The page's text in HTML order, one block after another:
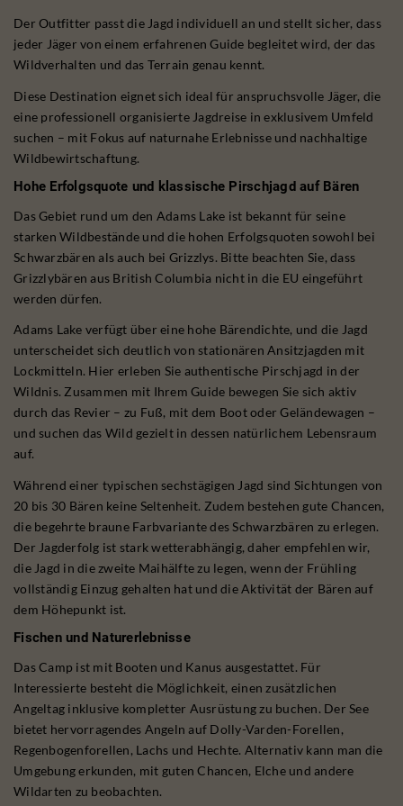
Der Outfitter passt die Jagd individuell an und stellt sicher, dass
jeder Jäger von einem erfahrenen Guide begleitet wird, der das
Wildverhalten und das Terrain genau kennt.
Diese Destination eignet sich ideal für anspruchsvolle Jäger, die
eine professionell organisierte Jagdreise in exklusivem Umfeld
suchen – mit Fokus auf naturnahe Erlebnisse und nachhaltige
Wildbewirtschaftung.
Hohe Erfolgsquote und klassische Pirschjagd auf Bären
Das Gebiet rund um den Adams Lake ist bekannt für seine
starken Wildbestände und die hohen Erfolgsquoten sowohl bei
Schwarzbären als auch bei Grizzlys. Bitte beachten Sie, dass
Grizzlybären aus British Columbia nicht in die EU eingeführt
werden dürfen.
Adams Lake verfügt über eine hohe Bärendichte, und die Jagd
unterscheidet sich deutlich von stationären Ansitzjagden mit
Lockmitteln. Hier erleben Sie authentische Pirschjagd in der
Wildnis. Zusammen mit Ihrem Guide bewegen Sie sich aktiv
durch das Revier – zu Fuß, mit dem Boot oder Geländewagen –
und suchen das Wild gezielt in dessen natürlichem Lebensraum
auf.
Während einer typischen sechstägigen Jagd sind Sichtungen von
20 bis 30 Bären keine Seltenheit. Zudem bestehen gute Chancen,
die begehrte braune Farbvariante des Schwarzbären zu erlegen.
Der Jagderfolg ist stark wetterabhängig, daher empfehlen wir,
die Jagd in die zweite Maihälfte zu legen, wenn der Frühling
vollständig Einzug gehalten hat und die Aktivität der Bären auf
dem Höhepunkt ist.
Fischen und Naturerlebnisse
Das Camp ist mit Booten und Kanus ausgestattet. Für
Interessierte besteht die Möglichkeit, einen zusätzlichen
Angeltag inklusive kompletter Ausrüstung zu buchen. Der See
bietet hervorragendes Angeln auf Dolly-Varden-Forellen,
Regenbogenforellen, Lachs und Hechte. Alternativ kann man die
Umgebung erkunden, mit guten Chancen, Elche und andere
Wildarten zu beobachten.